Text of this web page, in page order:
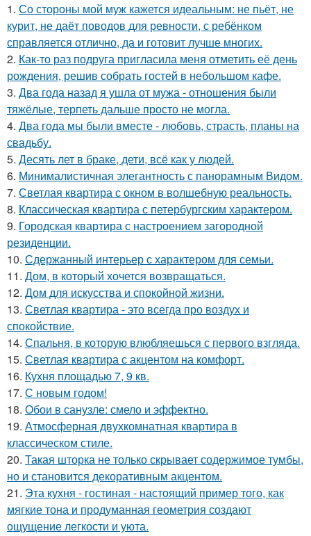
1. Со стороны мой муж кажется идеальным: не пьёт, не
курит, не даёт поводов для ревности, с ребёнком
справляется отлично, да и готовит лучше многих.
2. Как-то раз подруга пригласила меня отметить её день
рождения, решив собрать гостей в небольшом кафе.
3. Два года назад я ушла от мужа - отношения были
тяжёлые, терпеть дальше просто не могла.
4. Два года мы были вместе - любовь, страсть, планы на
свадьбу.
5. Десять лет в браке, дети, всё как у людей.
6. Минималистичная элегантность с панорамным Видом.
7. Светлая квартира с окном в волшебную реальность.
8. Классическая квартира с петербургским характером.
9. Городская квартира с настроением загородной
резиденции.
10. Сдержанный интерьер с характером для семьи.
11. Дом, в который хочется возвращаться.
12. Дом для искусства и спокойной жизни.
13. Светлая квартира - это всегда про воздух и
спокойствие.
14. Спальня, в которую влюбляешься с первого взгляда.
15. Светлая квартира с акцентом на комфорт.
16. Кухня площадью 7, 9 кв.
17. С новым годом!
18. Обои в санузле: смело и эффектно.
19. Атмосферная двухкомнатная квартира в
классическом стиле.
20. Такая шторка не только скрывает содержимое тумбы,
но и становится декоративным акцентом.
21. Эта кухня - гостиная - настоящий пример того, как
мягкие тона и продуманная геометрия создают
ощущение легкости и уюта.